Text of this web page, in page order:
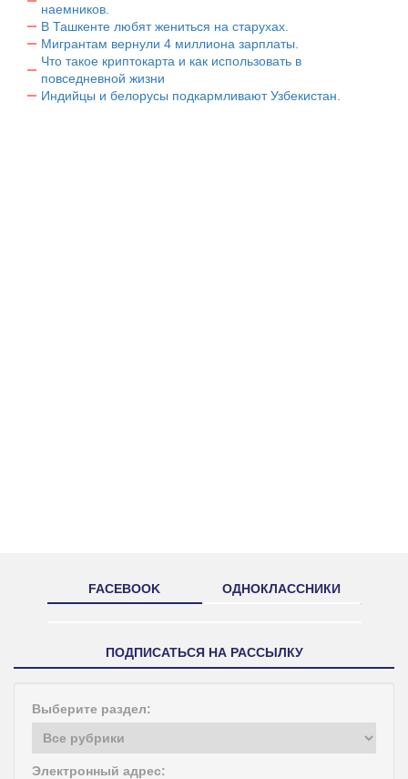
наемников.
В Ташкенте любят жениться на старухах.
Мигрантам вернули 4 миллиона зарплаты.
Что такое криптокарта и как использовать в
повседневной жизни
Индийцы и белорусы подкармливают Узбекистан.
FACEBOOK ОДНОКЛАССНИКИ
ПОДПИСАТЬСЯ НА РАССЫЛКУ
Выберите раздел:
Электронный адрес: